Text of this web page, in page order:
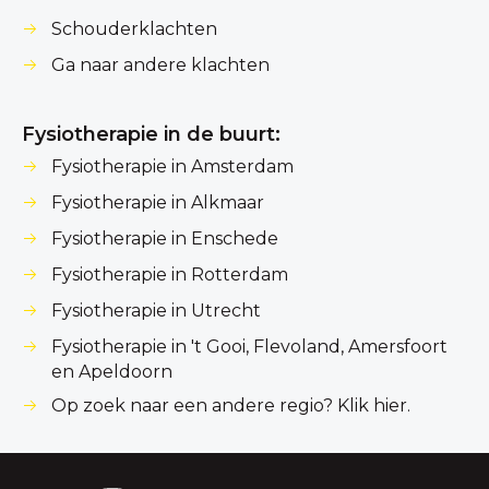
Schouderklachten
Ga naar andere klachten
Fysiotherapie in de buurt:
Fysiotherapie in Amsterdam
Fysiotherapie in Alkmaar
Fysiotherapie in Enschede
Fysiotherapie in Rotterdam
Fysiotherapie in Utrecht
Fysiotherapie in 't Gooi, Flevoland, Amersfoort
en Apeldoorn
Op zoek naar een andere regio? Klik hier.